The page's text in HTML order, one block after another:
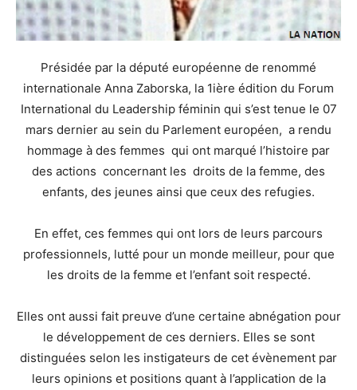
Présidée par la député européenne de renommé
internationale Anna Zaborska, la 1ière édition du Forum
International du Leadership féminin qui s’est tenue le 07
mars dernier au sein du Parlement européen, a rendu
hommage à des femmes qui ont marqué l’histoire par
des actions concernant les droits de la femme, des
enfants, des jeunes ainsi que ceux des refugies.
En effet, ces femmes qui ont lors de leurs parcours
professionnels, lutté pour un monde meilleur, pour que
les droits de la femme et l’enfant soit respecté.
Elles ont aussi fait preuve d’une certaine abnégation pour
le développement de ces derniers. Elles se sont
distinguées selon les instigateurs de cet évènement par
leurs opinions et positions quant à l’application de la